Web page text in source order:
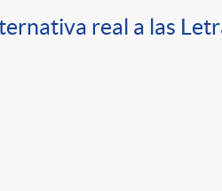
real a las